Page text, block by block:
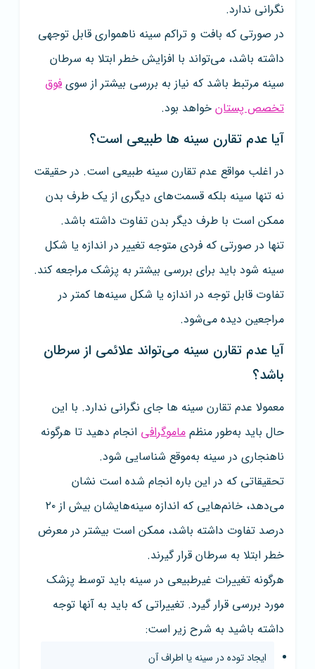
نگرانی ندارد.
در صورتی که بافت و تراکم سینه ناهمواری قابل توجهی
داشته باشد، می‌تواند با افزایش خطر ابتلا به سرطان
سینه مرتبط باشد که نیاز به بررسی بیشتر از سوی فوق
تخصص پستان خواهد بود.
آیا عدم تقارن سینه‌ ها طبیعی است؟
در اغلب مواقع عدم تقارن سینه طبیعی است. در حقیقت
نه تنها سینه بلکه قسمت‌های دیگری از یک طرف بدن
ممکن است با طرف دیگر بدن تفاوت داشته باشد.
تنها در صورتی که فردی متوجه تغییر در اندازه یا شکل
سینه شود باید برای بررسی بیشتر به پزشک مراجعه کند.
تفاوت قابل توجه در اندازه یا شکل سینه‌ها کمتر در
مراجعین دیده می‌شود.
آیا عدم تقارن سینه می‌تواند علائمی از سرطان
باشد؟
معمولا عدم تقارن سینه‌ ها جای نگرانی ندارد. با این
حال باید به‌طور منظم ماموگرافی انجام دهید تا هرگونه
ناهنجاری در سینه به‌موقع شناسایی شود.
تحقیقاتی که در این باره انجام شده است نشان
می‌دهد، خانم‌هایی که اندازه سینه‌هایشان بیش از ۲۰
درصد تفاوت داشته باشد، ممکن است بیشتر در معرض
خطر ابتلا به سرطان قرار گیرند.
هرگونه تغییرات غیرطبیعی در سینه باید توسط پزشک
مورد بررسی قرار گیرد. تغییراتی که باید به آنها توجه
داشته باشید به شرح زیر است:
ایجاد توده در سینه یا اطراف آن